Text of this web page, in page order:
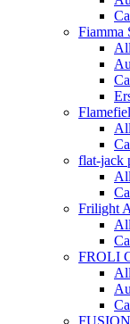
Fiamma
flat-jack
Frilight
FROLI